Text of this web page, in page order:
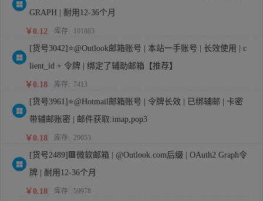
GRAPH | 耐用12-36个月
￥0.12 库存: 101883
[货号3042]⭐@Outlook邮箱账号 | 本站一手账号 | 长效使用 | c
lient_id + 令牌 | 绑定了辅助邮箱【推荐】
￥0.18 库存: 7413
[货号3961]⭐@Hotmail邮箱账号 | 令牌长效 | 已绑辅邮 | 卡密
带辅邮账密 | 邮件获取:imap,pop3
￥0.18 库存: 29653
[货号2489]🟥微软邮箱 | @Outlook.com后缀 | OAuth2 Graph令
牌 | 耐用12-36个月
￥0.18 库存: 59978